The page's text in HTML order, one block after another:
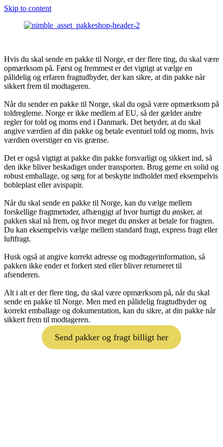
Skip to content
Hvis du skal sende en pakke til Norge, er der flere ting, du skal være
opmærksom på. Først og fremmest er det vigtigt at vælge en
pålidelig og erfaren fragtudbyder, der kan sikre, at din pakke når
sikkert frem til modtageren.
Når du sender en pakke til Norge, skal du også være opmærksom på
toldreglerne. Norge er ikke medlem af EU, så der gælder andre
regler for told og moms end i Danmark. Det betyder, at du skal
angive værdien af din pakke og betale eventuel told og moms, hvis
værdien overstiger en vis grænse.
Det er også vigtigt at pakke din pakke forsvarligt og sikkert ind, så
den ikke bliver beskadiget under transporten. Brug gerne en solid og
robust emballage, og sørg for at beskytte indholdet med eksempelvis
bobleplast eller avispapir.
Når du skal sende en pakke til Norge, kan du vælge mellem
forskellige fragtmetoder, afhængigt af hvor hurtigt du ønsker, at
pakken skal nå frem, og hvor meget du ønsker at betale for fragten.
Du kan eksempelvis vælge mellem standard fragt, express fragt eller
luftfragt.
Husk også at angive korrekt adresse og modtagerinformation, så
pakken ikke ender et forkert sted eller bliver returneret til
afsenderen.
Alt i alt er der flere ting, du skal være opmærksom på, når du skal
sende en pakke til Norge. Men med en pålidelig fragtudbyder og
korrekt emballage og dokumentation, kan du sikre, at din pakke når
sikkert frem til modtageren.
Send pakker og fragt billigt her